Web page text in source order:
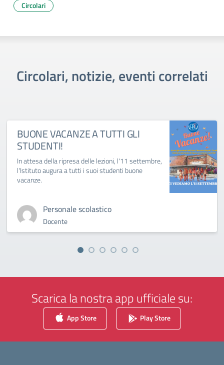
Circolari
Circolari, notizie, eventi correlati
BUONE VACANZE A TUTTI GLI
STUDENTI!
In attesa della ripresa delle lezioni, l'11 settembre,
l'Istituto augura a tutti i suoi studenti buone
vacanze.
Personale scolastico
Docente
Scarica la nostra app ufficiale su:
App Store Play Store